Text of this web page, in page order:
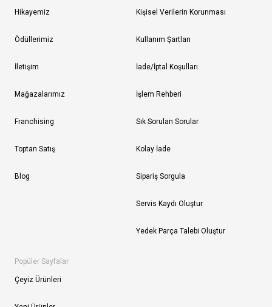
Hikayemiz
Ödüllerimiz
İletişim
Mağazalarımız
Franchising
Toptan Satış
Blog
Kişisel Verilerin Korunması
Kullanım Şartları
İade/İptal Koşulları
İşlem Rehberi
Sık Sorulan Sorular
Kolay İade
Sipariş Sorgula
Servis Kaydı Oluştur
Yedek Parça Talebi Oluştur
Popüler Sayfalar
Çeyiz Ürünleri